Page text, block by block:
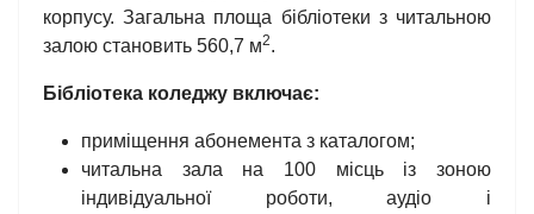
корпусу. Загальна площа бібліотеки з читальною
залою становить 560,7 м2.
Бібліотека коледжу включає:
приміщення абонемента з каталогом;
читальна зала на 100 місць із зоною
індивідуальної роботи, аудіо і